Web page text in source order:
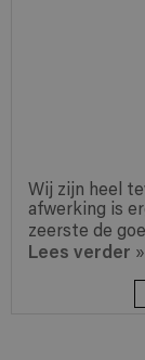
Wij zijn heel
afwerking is
zeerste de
Lees verder »